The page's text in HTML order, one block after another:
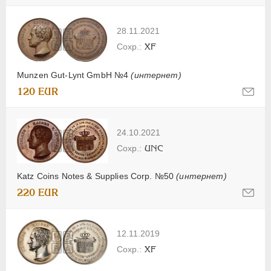
28.11.2021
Munzen Gut-Lynt GmbH №4(интернет)
XF
120 EUR
24.10.2021
Katz Coins Notes & Supplies Corp. №50(интернет)
UNC
220 EUR
12.11.2019
XF